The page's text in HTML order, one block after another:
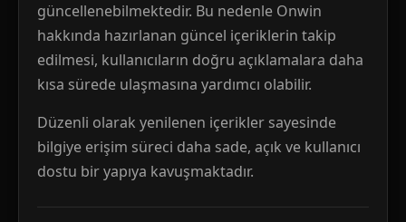
güncellenebilmektedir. Bu nedenle Onwin
hakkında hazırlanan güncel içeriklerin takip
edilmesi, kullanıcıların doğru açıklamalara daha
kısa sürede ulaşmasına yardımcı olabilir.
Düzenli olarak yenilenen içerikler sayesinde
bilgiye erişim süreci daha sade, açık ve kullanıcı
dostu bir yapıya kavuşmaktadır.